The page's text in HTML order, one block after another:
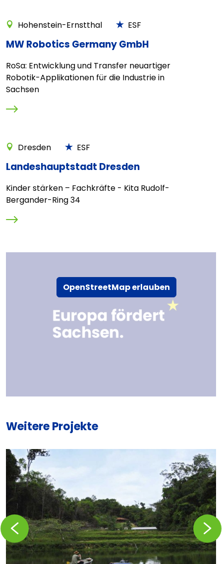
Hohenstein-Ernstthal ESF
MW Robotics Germany GmbH
RoSa: Entwicklung und Transfer neuartiger
Robotik-Applikationen für die Industrie in
Sachsen
Dresden ESF
Landeshauptstadt Dresden
Kinder stärken – Fachkräfte - Kita Rudolf-
Bergander-Ring 34
OpenStreetMap erlauben
Weitere Projekte
Zurückblättern